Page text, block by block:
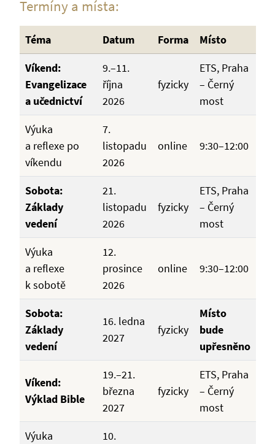
Termíny a místa:
Téma Datum Forma
Místo
Víkend:
Evangelizace
a učednictví
9.–11.
října
2026
fyzicky
ETS, Praha
– Černý
most
Výuka
a reflexe po
víkendu
7.
listopadu
2026
online 9:30–12:00
Sobota:
Základy
vedení
21.
listopadu
2026
fyzicky
ETS, Praha
– Černý
most
Výuka
a reflexe
k sobotě
12.
prosince
2026
online 9:30–12:00
Sobota:
Základy
vedení
16. ledna
2027
fyzicky
Místo
bude
upřesněno
Víkend:
Výklad Bible
19.–21.
března
2027
fyzicky
ETS, Praha
– Černý
most
Výuka
10.